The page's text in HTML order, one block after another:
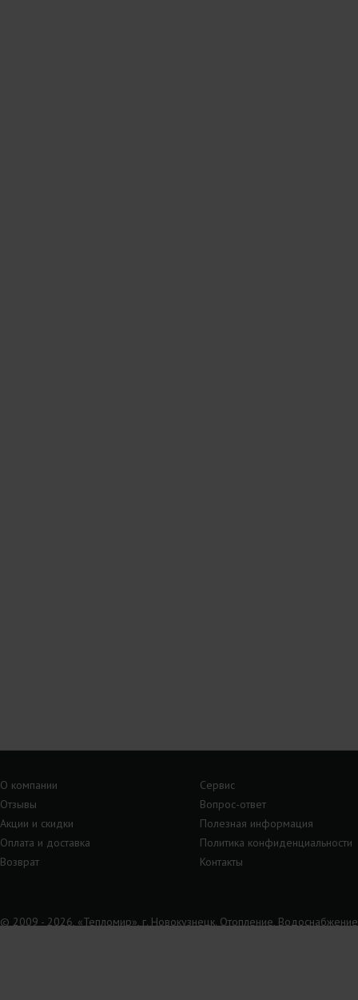
О компании
Сервис
Отзывы
Вопрос-ответ
Акции и скидки
Полезная информация
Оплата и доставка
Политика конфиденциальности
Возврат
Контакты
© 2009 - 2026, «Тепломир», г. Новокузнецк. Отопление,